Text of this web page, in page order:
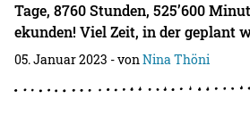
Tage, 8760 Stunden, 525’600
ekunden! Viel Zeit, in der geplant
05. Januar 2023 - vonNina Thöni